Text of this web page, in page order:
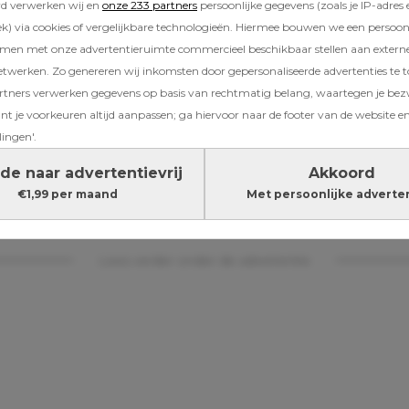
verwerken wij en onze 233 partners persoonlijke gegevens (zoals je IP-adres
via cookies of vergelijkbare technologieën. Hiermee bouwen we een
met onze advertentieruimte commercieel beschikbaar stellen aan
Zo genereren wij inkomsten door gepersonaliseerde advertenties te
verwerken gegevens op basis van rechtmatig belang, waartegen je
je voorkeuren altijd aanpassen; ga hiervoor naar de footer van de website
naar advertentievrij
€1,99 per maand
Akkoord
Met persoonlijke
kunnen bepaalde gezinsregels vaker tot
zien als ongehoorzaamheid, blijkt in
kritisch denken, rechtvaardigheidsgevoel
aan autonomie. Dit zijn acht regels waar
en zeer intelligente kinderen volgens
vraagtekens bij zetten.